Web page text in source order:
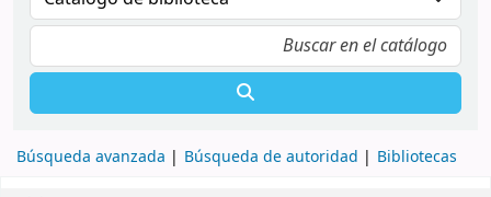
Búsqueda avanzada Búsqueda de autoridad Bibliotecas